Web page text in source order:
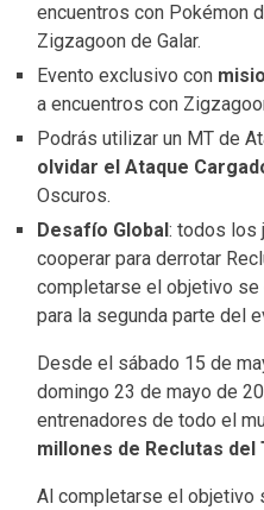
encuentros con Pokémon
Zigzagoon de Galar.
Evento exclusivo con
a encuentros con
Podrás utilizar un MT de
olvidar el Ataque
Oscuros.
Desafío Global: todos los
cooperar para derrotar
completarse el objetivo
para la segunda parte del
Desde el sábado 15 de
domingo 23 de mayo de
entrenadores de todo el
millones de Reclutas del
Al completarse el objetivo